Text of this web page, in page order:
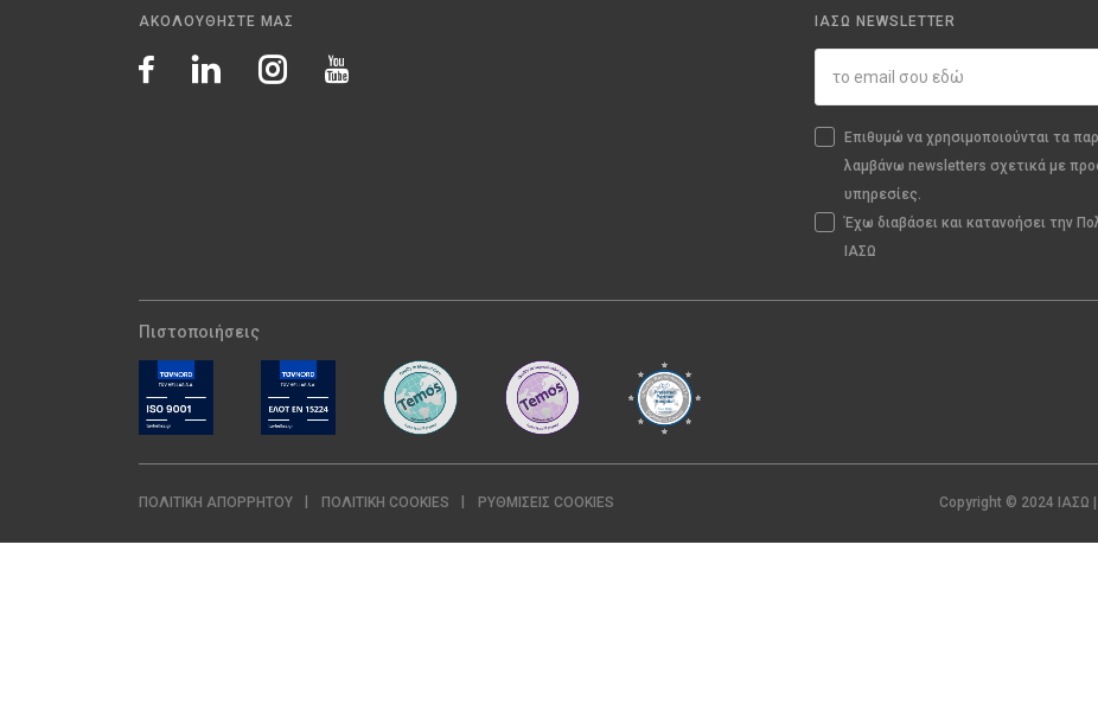
ΑΚΟΛΟΥΘΗΣΤΕ ΜΑΣ ΙΑΣΩ NEWSLETTER
Επιθυμώ να χρησιμοποιούνται τα
λαμβάνω newsletters σχετικά με
υπηρεσίες.
Έχω διαβάσει και κατανοήσει την
ΙΑΣΩ
Πιστοποιήσεις
ΠΟΛΙΤΙΚΉ ΑΠΟΡΡΉΤΟΥ ΠΟΛΙΤΙΚΉ COOKIES ΡΥΘΜΊΣΕΙΣ COOKIES Copyright © 2024